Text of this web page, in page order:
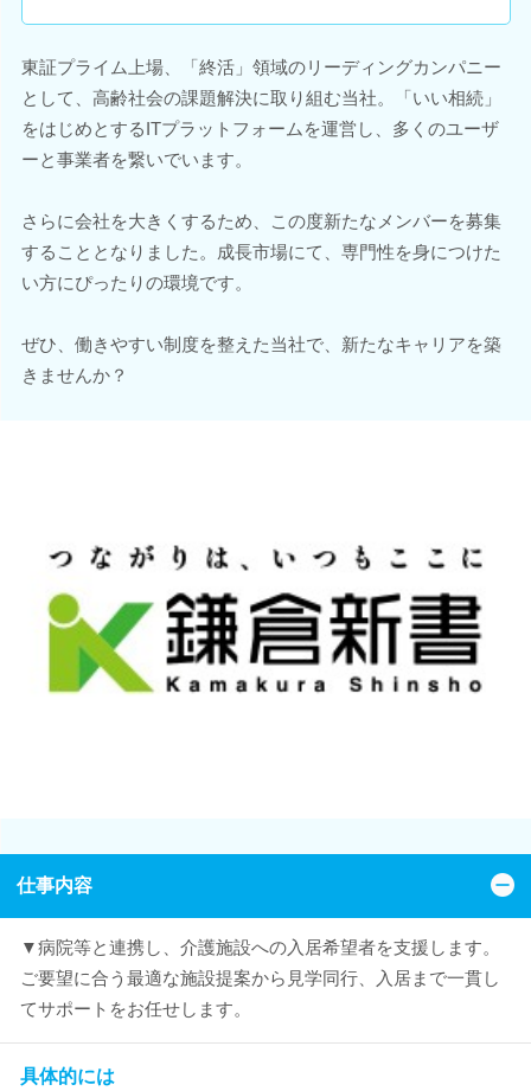
東証プライム上場、「終活」領域のリーディングカンパニー
として、高齢社会の課題解決に取り組む当社。「いい相続」
をはじめとするITプラットフォームを運営し、多くのユーザ
ーと事業者を繋いでいます。
さらに会社を大きくするため、この度新たなメンバーを募集
することとなりました。成長市場にて、専門性を身につけた
い方にぴったりの環境です。
ぜひ、働きやすい制度を整えた当社で、新たなキャリアを築
きませんか？
仕事内容
▼病院等と連携し、介護施設への入居希望者を支援します。
ご要望に合う最適な施設提案から見学同行、入居まで一貫し
てサポートをお任せします。
具体的には